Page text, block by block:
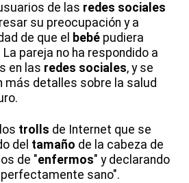
de las redes sociales
su preocupación y a
de que el bebé pudiera
La pareja no ha respondido a
en las redes sociales, y se
más detalles sobre la salud
trolls de Internet que se
del tamaño de la cabeza de
de "enfermos" y declarando
sano".